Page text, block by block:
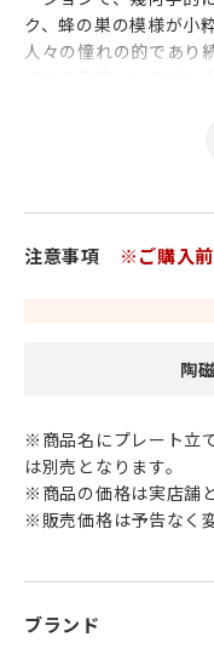
ク、蜂の巣の模様が小
人々の憧れの的であり
注意事項 ※ご購入
陶
※商品名にプレート立
は別売となります。
※商品の価格は実店舗
※販売価格は予告なく
ブランド